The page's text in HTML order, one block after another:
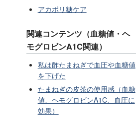
アカポリ糖ケア
関連コンテンツ（血糖値・ヘ
モグロビンA1C関連）
私は酢たまねぎで血圧や血糖値
を下げた
たまねぎの皮茶の使用感（血糖
値、ヘモグロビンA1C、血圧に
効果）